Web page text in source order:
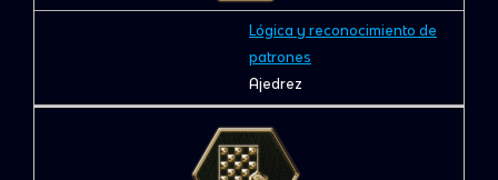
Lógica y reconocimiento de
patrones
Ajedrez